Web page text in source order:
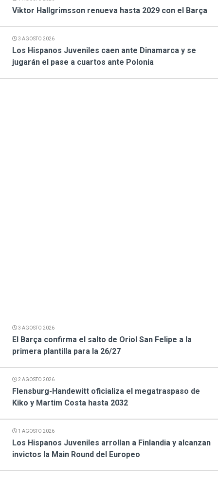
Viktor Hallgrimsson renueva hasta 2029 con el Barça
3 AGOSTO 2026
Los Hispanos Juveniles caen ante Dinamarca y se
jugarán el pase a cuartos ante Polonia
3 AGOSTO 2026
El Barça confirma el salto de Oriol San Felipe a la
primera plantilla para la 26/27
2 AGOSTO 2026
Flensburg-Handewitt oficializa el megatraspaso de
Kiko y Martim Costa hasta 2032
1 AGOSTO 2026
Los Hispanos Juveniles arrollan a Finlandia y alcanzan
invictos la Main Round del Europeo